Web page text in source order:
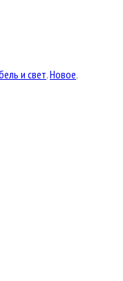
и свет,Новое,